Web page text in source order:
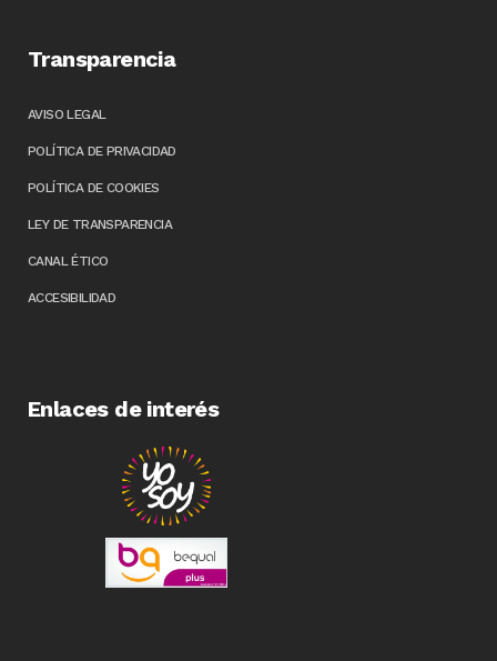
Transparencia
AVISO LEGAL
POLÍTICA DE PRIVACIDAD
POLÍTICA DE COOKIES
LEY DE TRANSPARENCIA
CANAL ÉTICO
ACCESIBILIDAD
Enlaces de interés